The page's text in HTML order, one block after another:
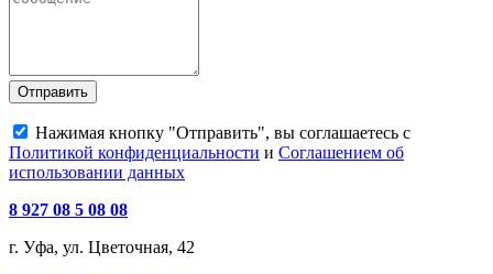
Отправить
Нажимая кнопку "Отправить", вы соглашаетесь с
Политикой конфиденциальности и Соглашением об
использовании данных
8 927 08 5 08 08
г. Уфа, ул. Цветочная, 42